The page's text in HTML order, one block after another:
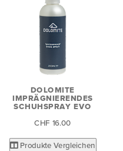
DOLOMITE
IMPRÄGNIERENDES
SCHUHSPRAY EVO
CHF 16.00
Produkte Vergleichen